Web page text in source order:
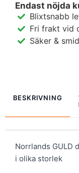
Endast nöjda
Blixtsnabb
Fri frakt vid
Säker &
BESKRIVNING
Norrlands GULD
i olika storlek